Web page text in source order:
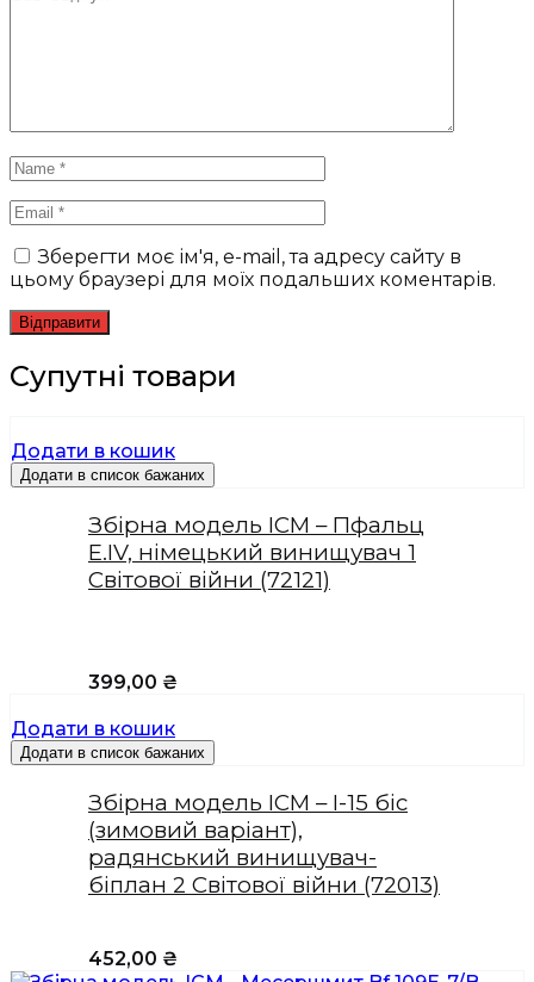
Зберегти моє ім'я, e-mail, та адресу сайту в
цьому браузері для моїх подальших коментарів.
Супутні товари
Додати в кошик
Додати в список бажаних
Збірна модель ICM – Пфальц
Е.IV, німецький винищувач 1
Світової війни (72121)
399,00 ₴
Додати в кошик
Додати в список бажаних
Збірна модель ICM – І-15 біс
(зимовий варіант),
радянський винищувач-
біплан 2 Світової війни (72013)
452,00 ₴